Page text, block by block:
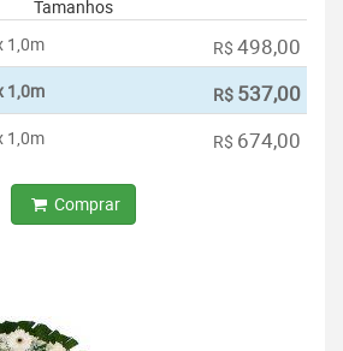
Tamanhos
1,0m
R$ 498,00
1,0m R$ 537,00
1,0m R$ 674,00
Comprar